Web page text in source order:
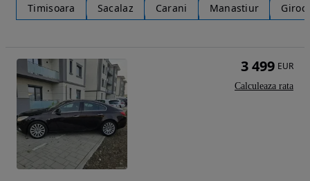
Timisoara Sacalaz Carani Manastiur Giroc
3 499 EUR
Calculeaza rata